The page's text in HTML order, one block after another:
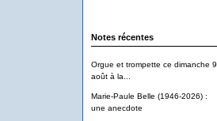
Notes récentes
Orgue et trompette ce dimanche 9
août à la...
Marie-Paule Belle (1946-2026) :
une anecdote